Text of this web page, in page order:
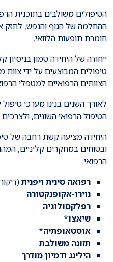
הטיפולים משולבים בתוכנית
ההחלמה של הגוף והנפש, לחזק
חומרת תופעות הלוואי.
ייחודה של היחידה טמון
טיפולים המבוצעים על ידי צוות
הצוותים הרפואיים למטפלי
לאורך השנים בנינו מערכי
הטיפול הרפואי השונים,
היחידה מציעה קשת רחבה של
ובטוחים במחקרים קליניים,
הרפואי:
רפואה סינית ויפנית
נוירו-אקופנקטורה
רפלקסולוגיה
שיאצו*
אוסטאופתיה*
תזונה משולבת
הילינג ודמיון מודרך